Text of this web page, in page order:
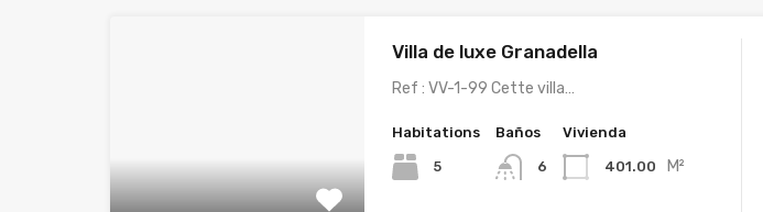
Villa de luxe Granadella
Ref : VV-1-99 Cette villa…
Habitations
5
Baños
6
Vivienda
401.00 M²